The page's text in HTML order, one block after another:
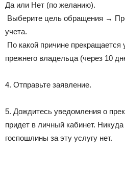
Да или Нет (по желанию).
Выберите цель обращения →
учета.
По какой причине
прежнего владельца (через 10
4. Отправьте заявление.
5. Дождитесь уведомления о
придет в личный кабинет.
госпошлины за эту услугу нет.